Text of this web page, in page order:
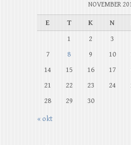
NOVEMBER
E T K N
1
2 3
7
8 9 10
14
15 16 17
21
22 23 24
28
29 30
« okt